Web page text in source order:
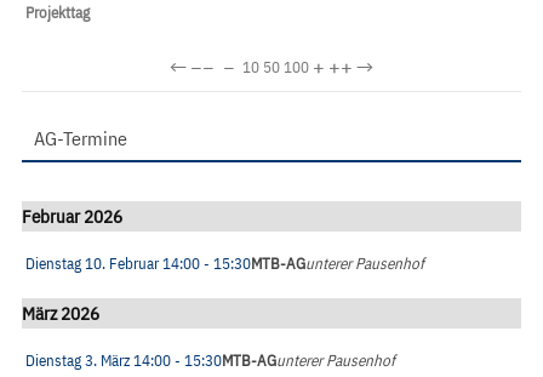
Projekttag
←−− − 10 50100 + ++→
AG-Termine
Februar 2026
Dienstag 10. Februar14:00- 15:30MTB-AGunterer Pausenhof
März 2026
Dienstag 3. März14:00- 15:30MTB-AGunterer Pausenhof